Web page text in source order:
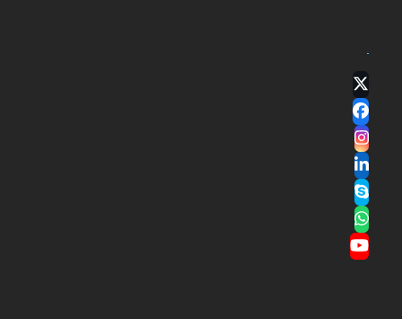
Twitter
(deprecated)
Facebook
Instagram
LinkedIn
Skype
Whatsapp
YouTube